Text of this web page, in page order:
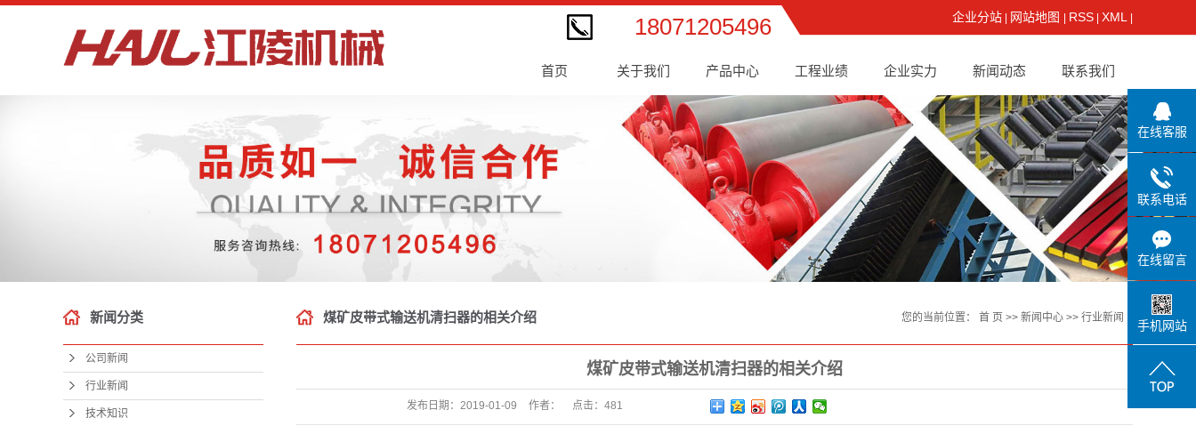
18071205496 企业分站 网站地图 RSS XML
首页 关于我们 产品中心 工程业绩 企业实力 新闻动态 联系我们
新闻分类
公司新闻
行业新闻
技术知识
煤矿皮带式输送机清扫器的相关介绍 您的当前位置： 首 页 >> 新闻中心 >> 行业新闻
煤矿皮带式输送机清扫器的相关介绍
发布日期： 2019-01-09 作者： 点击： 481
在线客服
联系电话
在线留言
手机网站